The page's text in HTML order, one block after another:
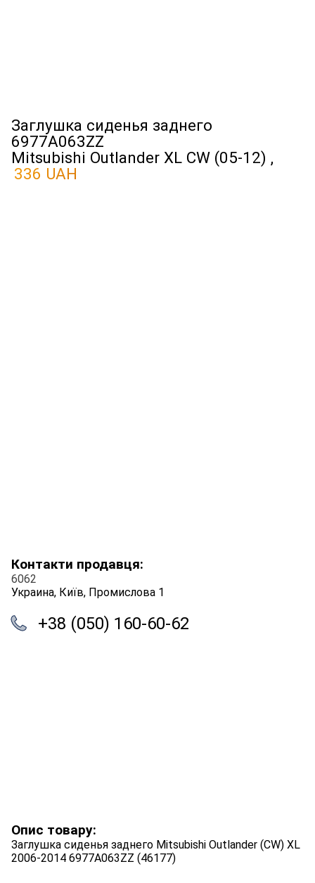
Заглушка сиденья заднего
6977A063ZZ
Mitsubishi Outlander XL CW (05-12) ,
336 UAH
Контакти продавця:
6062
Украина, Київ, Промислова 1
+38 (050) 160-60-62
Опис товару:
Заглушка сиденья заднего Mitsubishi Outlander (CW) XL
2006-2014 6977A063ZZ (46177)